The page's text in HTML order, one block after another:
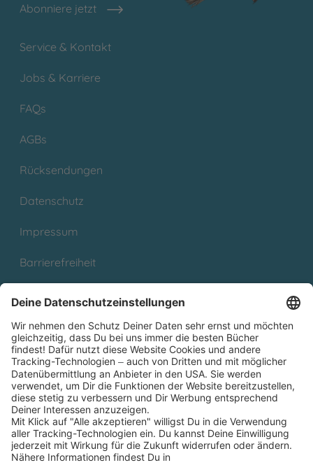
Abonniere jetzt
Service & Kontakt
Jobs & Karriere
FAQs
AGBs
Rücksendungen
Datenschutz
Impressum
Barrierefreiheit
Partnerprogramm (Affiliate)
Folge uns auf
* Versandkostenfrei ab 9,00 € Bestellwert innerhalb
Deutschlands